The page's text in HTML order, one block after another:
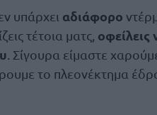
υπάρχει αδιάφορο
τέτοια ματς, οφείλεις
. Σίγουρα είμαστε
το πλεονέκτημα